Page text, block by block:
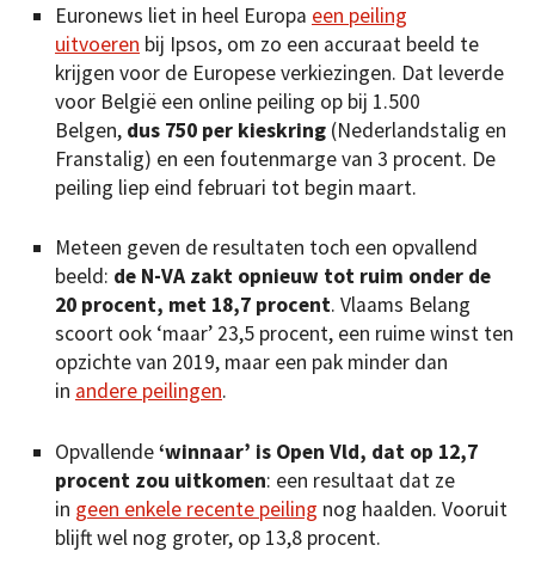
Euronews liet in heel Europa een peiling
uitvoeren bij Ipsos, om zo een accuraat beeld te
krijgen voor de Europese verkiezingen. Dat leverde
voor België een online peiling op bij 1.500
Belgen, dus 750 per kieskring (Nederlandstalig en
Franstalig) en een foutenmarge van 3 procent. De
peiling liep eind februari tot begin maart.
Meteen geven de resultaten toch een opvallend
beeld: de N-VA zakt opnieuw tot ruim onder de
20 procent, met 18,7 procent. Vlaams Belang
scoort ook ‘maar’ 23,5 procent, een ruime winst ten
opzichte van 2019, maar een pak minder dan
in andere peilingen.
Opvallende‘winnaar’ is Open Vld, dat op 12,7
procent zou uitkomen: een resultaat dat ze
in geen enkele recente peiling nog haalden. Vooruit
blijft wel nog groter, op 13,8 procent.